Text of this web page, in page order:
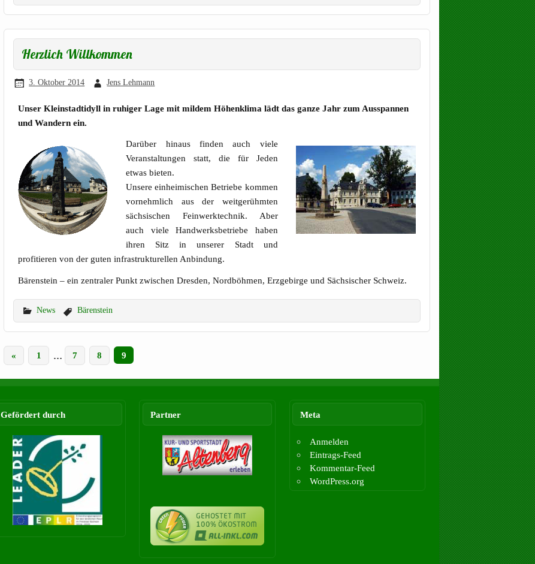
Herzlich Willkommen
3. Oktober 2014 Jens Lehmann
Unser Kleinstadtidyll in ruhiger Lage mit mildem Höhenklima lädt das ganze Jahr zum Ausspannen
und Wandern ein.
Darüber hinaus finden auch viele
Veranstaltungen statt, die für Jeden
etwas bieten.
Unsere einheimischen Betriebe kommen
vornehmlich aus der weitgerühmten
sächsischen Feinwerktechnik. Aber
auch viele Handwerksbetriebe haben
ihren Sitz in unserer Stadt und
profitieren von der guten infrastrukturellen Anbindung.
Bärenstein – ein zentraler Punkt zwischen Dresden, Nordböhmen, Erzgebirge und Sächsischer Schweiz.
News Bärenstein
« 1 7 8 9
Gefördert durch Partner Meta
Anmelden
Eintrags-Feed
Kommentar-Feed
WordPress.org